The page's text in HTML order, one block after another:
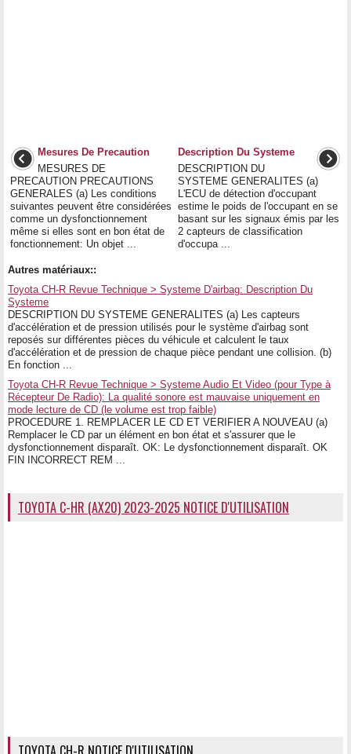
Mesures De Precaution
MESURES DE
PRECAUTION PRECAUTIONS
GENERALES (a) Les conditions
suivantes peuvent être considérées
comme un dysfonctionnement
même si elles sont en bon état de
fonctionnement: Un objet ...
Description Du Systeme
DESCRIPTION DU
SYSTEME GENERALITES (a)
L'ECU de détection d'occupant
estime le poids de l'occupant en se
basant sur les signaux émis par les
2 capteurs de classification
d'occupa ...
Autres matériaux::
Toyota CH-R Revue Technique > Systeme D'airbag: Description Du
Systeme
DESCRIPTION DU SYSTEME GENERALITES (a) Les capteurs
d'accélération et de pression utilisés pour le système d'airbag sont
reposés sur différentes pièces du véhicule et calculent le taux
d'accélération et de pression de chaque pièce pendant une collision. (b)
En fonction ...
Toyota CH-R Revue Technique > Systeme Audio Et Video (pour Type à
Récepteur De Radio): La qualité sonore est mauvaise uniquement en
mode lecture de CD (le volume est trop faible)
PROCEDURE 1. REMPLACER LE CD ET VERIFIER A NOUVEAU (a)
Remplacer le CD par un élément en bon état et s'assurer que le
dysfonctionnement disparaît. OK: Le dysfonctionnement disparaît. OK
FIN INCORRECT REM ...
TOYOTA C-HR (AX20) 2023-2025 NOTICE D'UTILISATION